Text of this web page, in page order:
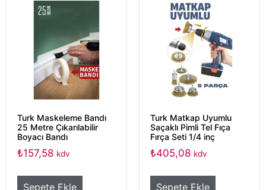
Turk Maskeleme Bandı
25 Metre Çıkarılabilir
Boyacı Bandı
₺157,58 kdv
Sepete Ekle
Turk Matkap Uyumlu
Saçaklı Pimli Tel Fıça
Fırça Seti 1/4 inç
₺405,08 kdv
Sepete Ekle